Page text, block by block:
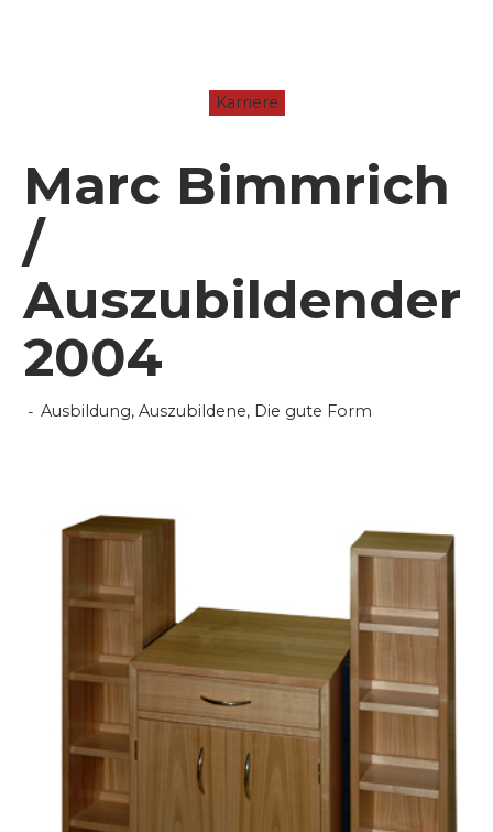
Karriere
Marc Bimmrich
/
Auszubildender
2004
Ausbildung,Auszubildene, Die gute Form